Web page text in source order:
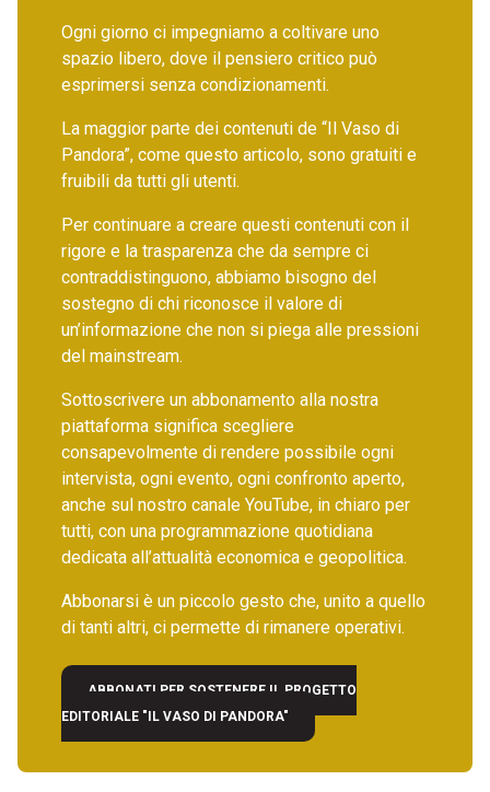
Ogni giorno ci impegniamo a coltivare uno
spazio libero, dove il pensiero critico può
esprimersi senza condizionamenti.
La maggior parte dei contenuti de “Il Vaso di
Pandora”, come questo articolo, sono gratuiti e
fruibili da tutti gli utenti.
Per continuare a creare questi contenuti con il
rigore e la trasparenza che da sempre ci
contraddistinguono, abbiamo bisogno del
sostegno di chi riconosce il valore di
un’informazione che non si piega alle pressioni
del mainstream.
Sottoscrivere un abbonamento alla nostra
piattaforma significa scegliere
consapevolmente di rendere possibile ogni
intervista, ogni evento, ogni confronto aperto,
anche sul nostro canale YouTube, in chiaro per
tutti, con una programmazione quotidiana
dedicata all’attualità economica e geopolitica.
Abbonarsi è un piccolo gesto che, unito a quello
di tanti altri, ci permette di rimanere operativi.
ABBONATI PER SOSTENERE IL PROGETTO
EDITORIALE "IL VASO DI PANDORA"